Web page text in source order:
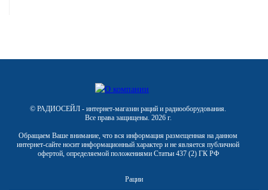
© РАДИОСЕЙЛ - интернет-магазин раций и радиооборудования.
Все права защищены. 2026 г.
Обращаем Ваше внимание, что вся информация размещенная на данном
интернет-сайте носит информационный характер и не является публичной
офертой, определяемой положениями Статьи 437 (2) ГК РФ
Рации